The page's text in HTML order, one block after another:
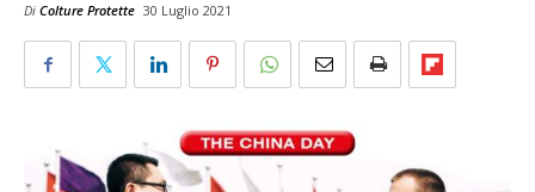
Di Colture Protette 30 Luglio 2021